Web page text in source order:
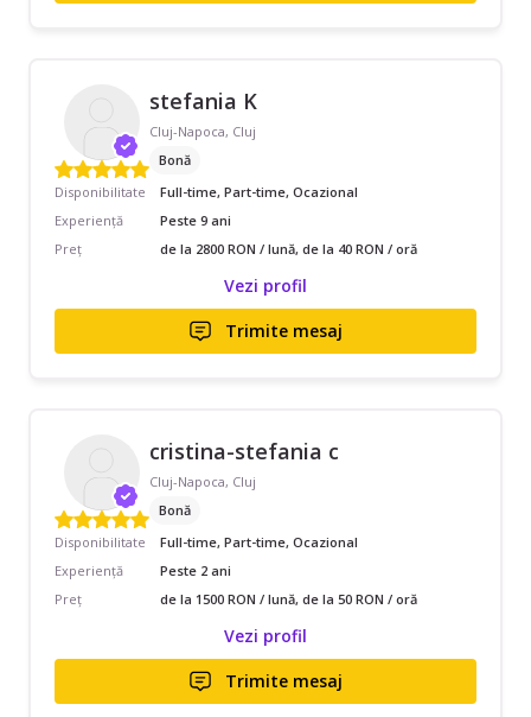
stefania K
Cluj-Napoca, Cluj
Bonă
Disponibilitate
Full-time, Part-time, Ocazional
Experiență
Peste 9 ani
Preț
de la 2800 RON / lună, de la 40 RON / oră
Vezi profil
Trimite mesaj
cristina-stefania c
Cluj-Napoca, Cluj
Bonă
Disponibilitate
Full-time, Part-time, Ocazional
Experiență
Peste 2 ani
Preț
de la 1500 RON / lună, de la 50 RON / oră
Vezi profil
Trimite mesaj